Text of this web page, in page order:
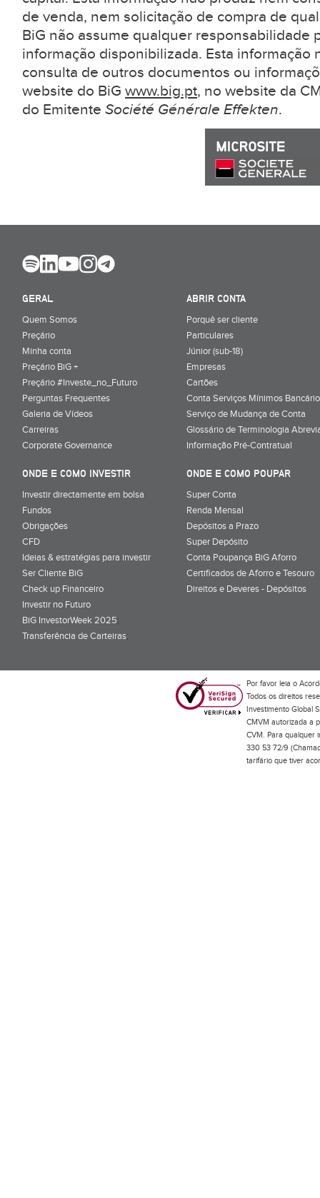
de venda, nem solicitação de compra de
BiG não assume qualquer responsabilidade
informação disponibilizada. Esta informação
consulta de outros documentos ou
website do BiG www.big.pt, no website da
do Emitente Société Générale Effekten.
GERAL
Quem Somos
Preçário
Minha conta
Preçário BiG +
Preçário #Investe_no_Futuro
Perguntas Frequentes
Galeria de Vídeos
Carreiras
Corporate Governance
ABRIR CONTA
Porquê ser cliente
Particulares
Júnior (sub-18)
Empresas
Cartões
Conta Serviços Mínimos
Serviço de Mudança de Conta
Glossário de Terminologia
Informação Pré-Contratual
ONDE E COMO INVESTIR
Investir directamente em bolsa
Fundos
Obrigações
CFD
Ideias & estratégias para investir
Ser Cliente BiG
Check up Financeiro
Investir no Futuro
BiG InvestorWeek 2025;
Transferência de Carteiras;
ONDE E COMO POUPAR
Super Conta
Renda Mensal
Depósitos a Prazo
Super Depósito
Conta Poupança BiG Aforro
Certificados de Aforro e Tesouro
Direitos e Deveres - Depósitos
Por favor leia o
Todos os direitos
Investimento Global
CMVM autorizada a
CVM. Para qualquer
330 53 72/9
tarifário que tiver